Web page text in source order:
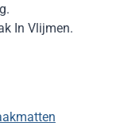
In Vlijmen.